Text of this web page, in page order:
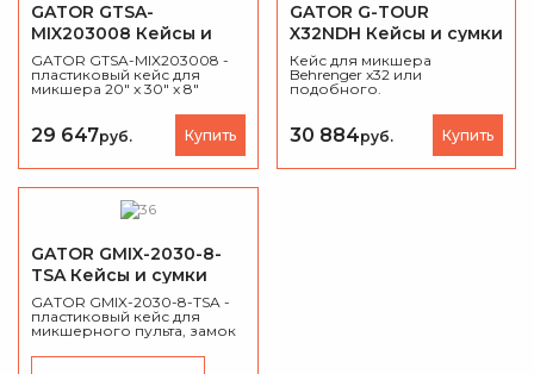
GATOR GTSA-
MIX203008 Кейсы и
сумки для микшера
GATOR GTSA-MIX203008 -
пластиковый кейс для
микшера 20" x 30" x 8"
29 647руб. Купить
GATOR G-TOUR
X32NDH Кейсы и сумки
для микшера
Кейс для микшера
Behrenger x32 или
подобного.
30 884руб. Купить
GATOR GMIX-2030-8-
TSA Кейсы и сумки
для микшера
GATOR GMIX-2030-8-TSA -
пластиковый кейс для
микшерного пульта, замок